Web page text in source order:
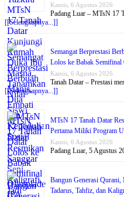
Kamis, 6 Agustus 2026
Padang Luar – MTsN 17
[[Selengkapnya...]]
Semangat Berprestasi
Lolos ke Babak Semifinal
Kamis, 6 Agustus 2026
Tanah Datar – Prestasi
[[Selengkapnya...]]
MTsN 17 Tanah Datar
Pertama Miliki Program
Kamis, 6 Agustus 2026
Padang Luar, 5 Agustus
Bangun Generasi Qurani,
Tadarus, Tahfiz, dan